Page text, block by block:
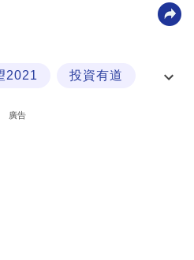
2021 投資有道
廣告